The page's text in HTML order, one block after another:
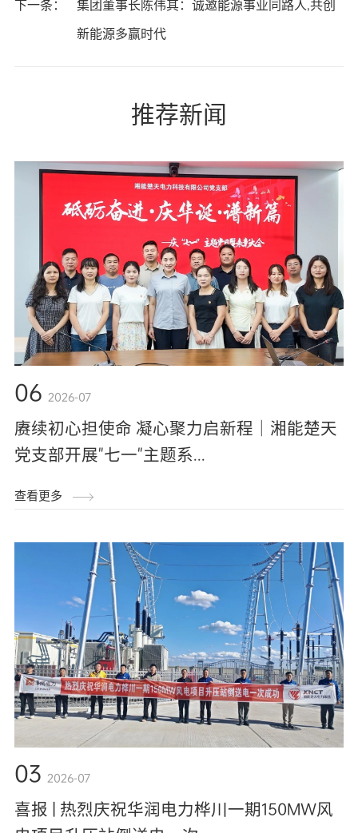
下一条：
集团董事长陈伟其：诚邀能源事业同路人,共创
新能源多赢时代
推荐新闻
06 2026-07
赓续初心担使命 凝心聚力启新程｜湘能楚天
党支部开展"七一"主题系...
查看更多
03 2026-07
喜报 | 热烈庆祝华润电力桦川一期150MW风